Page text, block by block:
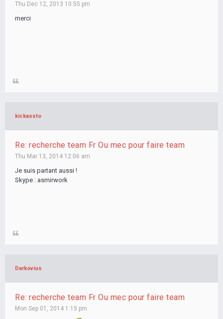
Thu Dec 12, 2013 10:55 pm
merci
kickassto
Re: recherche team Fr Ou mec pour faire team
Thu Mar 13, 2014 12:06 am
Je suis partant aussi !
Skype : asmirwork
Darkovius
Re: recherche team Fr Ou mec pour faire team
Mon Sep 01, 2014 1:15 pm